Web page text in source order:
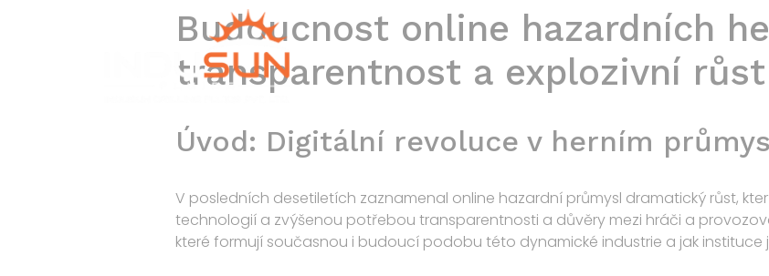
Budoucnost online hazardních
transparentnost a explozivní růst
Úvod: Digitální revoluce v herním
V posledních desetiletích zaznamenal online hazardní průmysl dramatický růst,
technologií a zvýšenou potřebou transparentnosti a důvěry mezi hráči a
které formují současnou i budoucí podobu této dynamické industrie a jak instituce